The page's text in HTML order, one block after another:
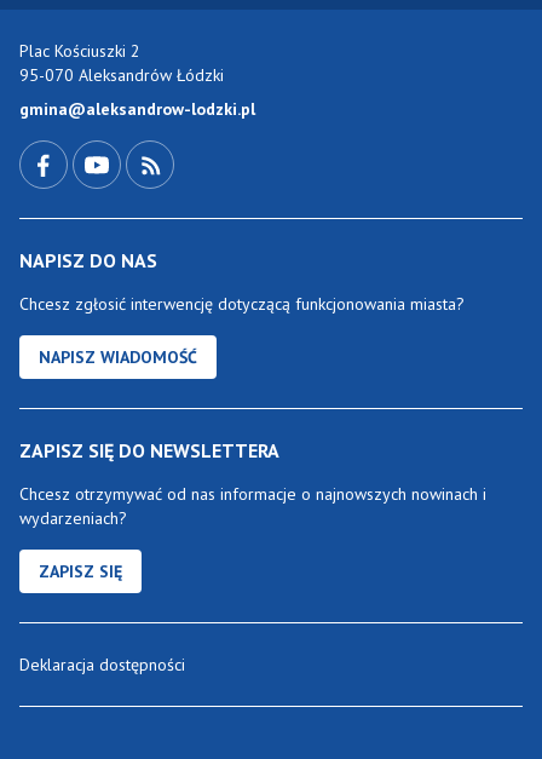
Plac Kościuszki 2
95-070 Aleksandrów Łódzki
gmina@aleksandrow-lodzki.pl
NAPISZ DO NAS
Chcesz zgłosić interwencję dotyczącą funkcjonowania miasta?
NAPISZ WIADOMOŚĆ
ZAPISZ SIĘ DO NEWSLETTERA
Chcesz otrzymywać od nas informacje o najnowszych nowinach i
wydarzeniach?
ZAPISZ SIĘ
Deklaracja dostępności